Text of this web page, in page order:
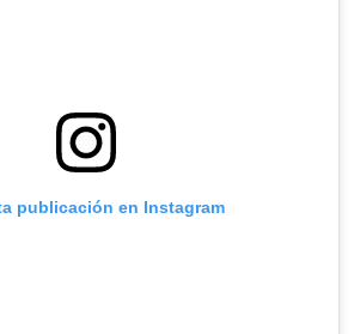
publicación en Instagram